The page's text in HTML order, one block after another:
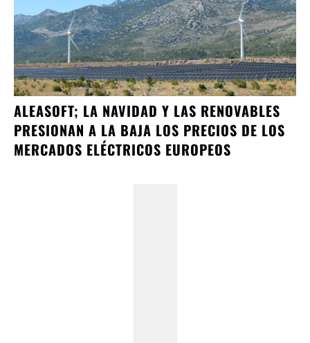
ALEASOFT; LA NAVIDAD Y LAS RENOVABLES
PRESIONAN A LA BAJA LOS PRECIOS DE LOS
MERCADOS ELÉCTRICOS EUROPEOS